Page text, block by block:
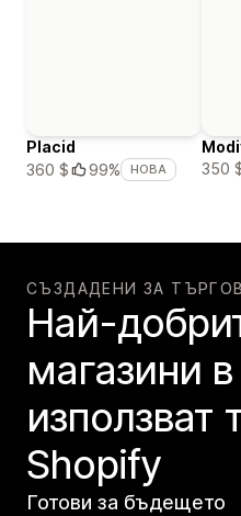
Placid
360 $
99% НОВА
350
СЪЗДАДЕНИ ЗА
Най-
магазини
използват
Shopify
Готови за бъдещето